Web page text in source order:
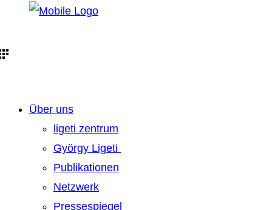
Über uns
ligeti zentrum
György Ligeti
Publikationen
Netzwerk
Pressespiegel